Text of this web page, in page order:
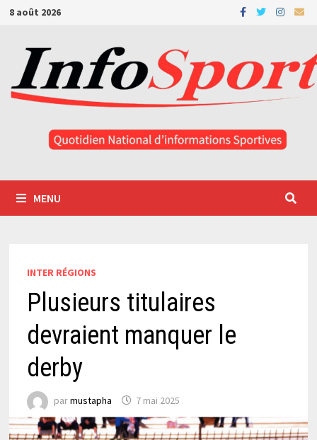
Passer
contenu
8 août 2026
MENU
INTER RÉGIONS
Plusieurs titulaires
devraient manquer le
derby
parmustapha 7 mai 2025